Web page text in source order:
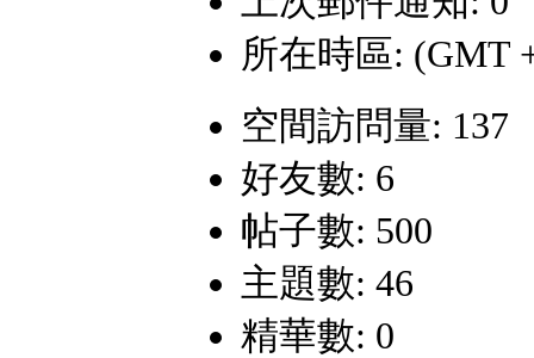
所在時區: (GMT
空間訪問量: 137
好友數: 6
帖子數: 500
主題數: 46
精華數: 0